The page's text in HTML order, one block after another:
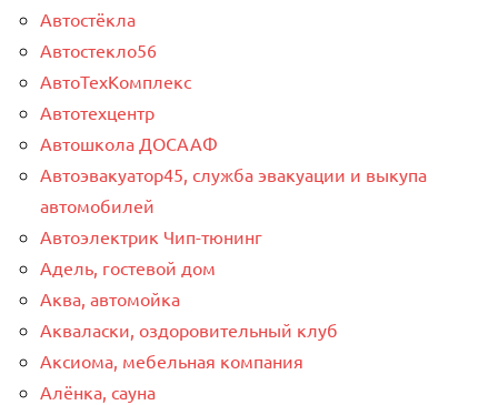
Автостёкла
Автостекло56
АвтоТехКомплекс
Автотехцентр
Автошкола ДОСААФ
Автоэвакуатор45, служба эвакуации и выкупа
автомобилей
Автоэлектрик Чип-тюнинг
Адель, гостевой дом
Аква, автомойка
Акваласки, оздоровительный клуб
Аксиома, мебельная компания
Алёнка, сауна